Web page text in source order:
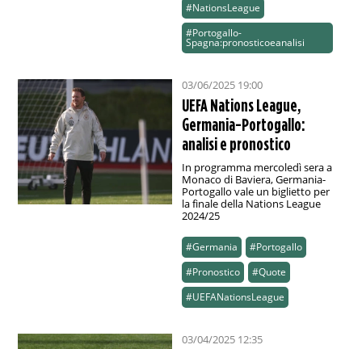
#NationsLeague
#Portogallo-
Spagna:pronosticoeanalisi
03/06/2025 19:00
UEFA Nations League,
Germania-Portogallo:
analisi e pronostico
In programma mercoledì sera a
Monaco di Baviera, Germania-
Portogallo vale un biglietto per
la finale della Nations League
2024/25
#Germania
#Portogallo
#Pronostico
#Quote
#UEFANationsLeague
03/04/2025 12:35